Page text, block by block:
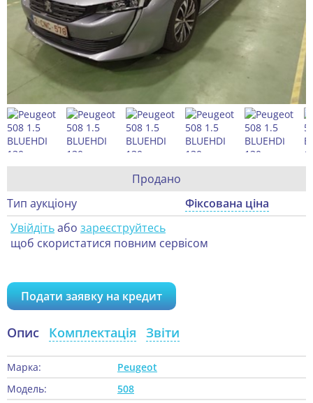
Продано
Тип аукціону
Фіксована ціна
Увійдітьабо зареєструйтесь
щоб скористатися повним сервісом
Подати заявку на кредит
Опис Комплектація Звіти
Марка:
Peugeot
Модель:
508